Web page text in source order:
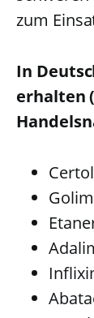
zum
In
erhalten